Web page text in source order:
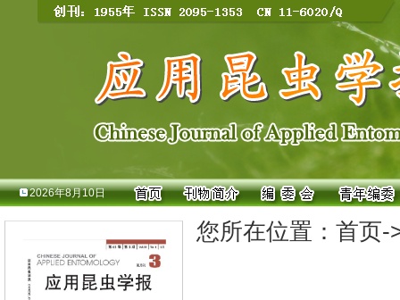
2026年8月10日
您所在位置： 首页-